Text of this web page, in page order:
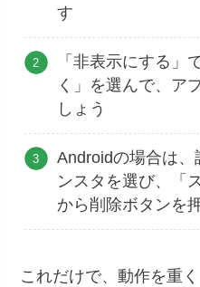
す
「非表示にする」
く」を選んで、ア
しょう
Androidの場合は、
ンスタを選び、「
から削除ボタンを
これだけで、動作を重